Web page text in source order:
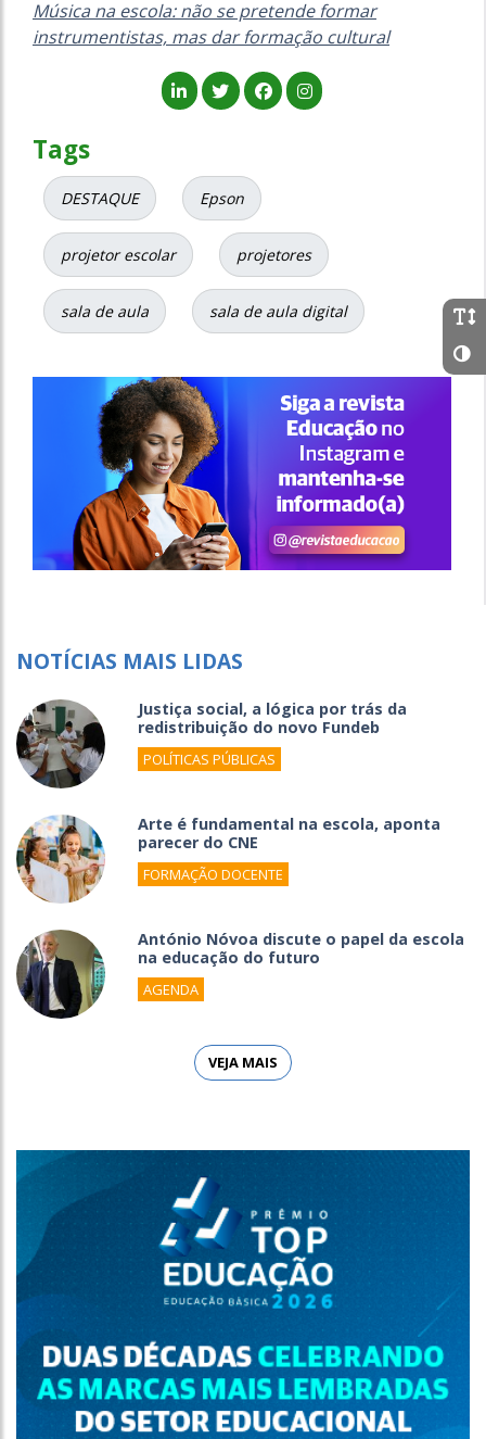
Música na escola: não se pretende formar
instrumentistas, mas dar formação cultural
Tags
DESTAQUE Epson
projetor escolar projetores
sala de aula sala de aula digital
NOTÍCIAS MAIS LIDAS
Justiça social, a lógica por trás da
redistribuição do novo Fundeb
POLÍTICAS PÚBLICAS
Arte é fundamental na escola, aponta
parecer do CNE
FORMAÇÃO DOCENTE
António Nóvoa discute o papel da escola
na educação do futuro
AGENDA
VEJA MAIS